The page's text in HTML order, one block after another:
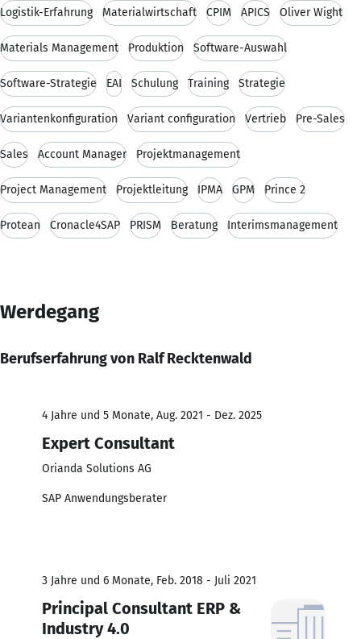
Logistik-Erfahrung Materialwirtschaft CPIM APICS Oliver Wight
Materials Management Produktion Software-Auswahl
Software-Strategie EAI Schulung Training Strategie
Variantenkonfiguration Variant configuration Vertrieb Pre-Sales
Sales Account Manager Projektmanagement
Project Management Projektleitung IPMA GPM Prince 2
Protean Cronacle4SAP PRISM Beratung Interimsmanagement
Werdegang
Berufserfahrung von Ralf Recktenwald
4 Jahre und 5 Monate, Aug. 2021 - Dez. 2025
Expert Consultant
Orianda Solutions AG
SAP Anwendungsberater
3 Jahre und 6 Monate, Feb. 2018 - Juli 2021
Principal Consultant ERP &
Industry 4.0